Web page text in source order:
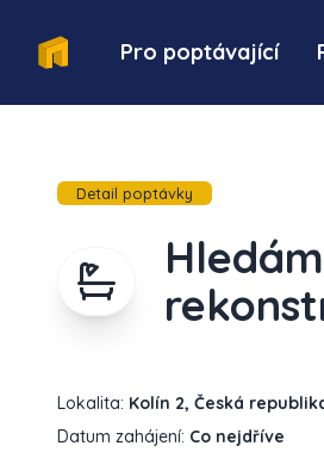
Pro poptávající
Detail poptávky
Lokalita: Kolín 2, Česká
Datum zahájení: Co nejdříve